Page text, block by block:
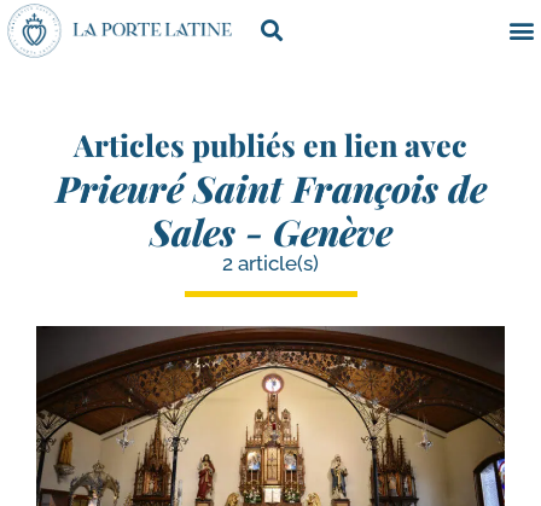
Articles publiés en lien avec
Prieuré Saint François de
Sales - Genève
2 article(s)